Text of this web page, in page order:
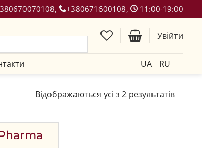
+380671600108, 11:00-19:00
Увійти
UA RU
Відображаються усі з 2 результатів